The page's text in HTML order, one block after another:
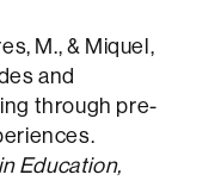
M., & Miquel,
and
through pre-
Education,